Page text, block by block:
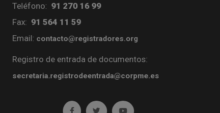
Teléfono: 91 270 16 99
Fax: 91 564 11 59
Email: contacto@registradores.org
Registro de entrada de documentos:
secretaria.registrodeentrada@corpme.es
Ir a facebook (abre en ventana nueva)
Ir a twitter (abre en ventana nueva)
Ir a YouTube (abre en